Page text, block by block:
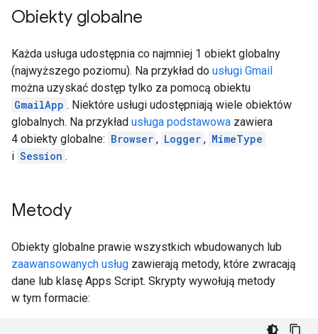
Obiekty globalne
Każda usługa udostępnia co najmniej 1 obiekt globalny
(najwyższego poziomu). Na przykład do usługi Gmail
można uzyskać dostęp tylko za pomocą obiektu
GmailApp . Niektóre usługi udostępniają wiele obiektów
globalnych. Na przykład usługa podstawowa zawiera
4 obiekty globalne: Browser , Logger , MimeType
i Session .
Metody
Obiekty globalne prawie wszystkich wbudowanych lub
zaawansowanych usług zawierają metody, które zwracają
dane lub klasę Apps Script. Skrypty wywołują metody
w tym formacie: